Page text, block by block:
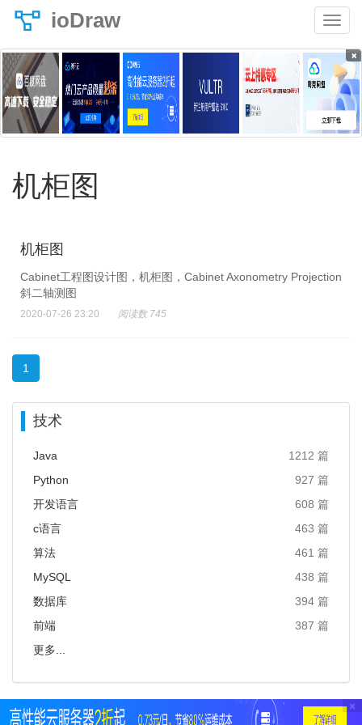
ioDraw
×
机柜图
机柜图
Cabinet工程图设计图，机柜图，Cabinet Axonometry Projection
斜二轴测图
2020-07-26 23:20 阅读数 745
1
技术
Java
1212 篇
Python
927 篇
开发语言
608 篇
c语言
463 篇
算法
461 篇
MySQL
438 篇
数据库
394 篇
前端
387 篇
更多...
×